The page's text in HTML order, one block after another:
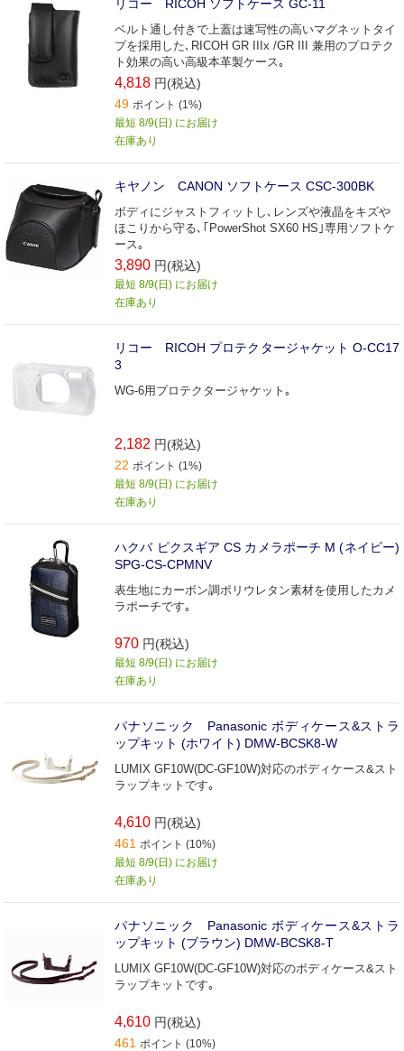
リコー RICOH ソフトケース GC-11
ベルト通し付きで上蓋は速写性の高いマグネットタイ
プを採用した､RICOH GR IIIx /GR III 兼用のプロテク
ト効果の高い高級本革製ケース｡
4,818 円(税込)
49 ポイント (1%)
最短 8/9(日) にお届け
在庫あり
キヤノン CANON ソフトケース CSC-300BK
ボディにジャストフィットし､レンズや液晶をキズや
ほこりから守る､｢PowerShot SX60 HS｣専用ソフトケ
ース｡
3,890 円(税込)
最短 8/9(日) にお届け
在庫あり
リコー RICOH プロテクタージャケット O-CC17
3
WG-6用プロテクタージャケット｡
2,182 円(税込)
22 ポイント (1%)
最短 8/9(日) にお届け
在庫あり
ハクバ ピクスギア CS カメラポーチ M (ネイビー)
SPG-CS-CPMNV
表生地にカーボン調ポリウレタン素材を使用したカメ
ラポーチです｡
970 円(税込)
最短 8/9(日) にお届け
在庫あり
パナソニック Panasonic ボディケース&ストラ
ップキット (ホワイト) DMW-BCSK8-W
LUMIX GF10W(DC-GF10W)対応のボディケース&スト
ラップキットです｡
4,610 円(税込)
461 ポイント (10%)
最短 8/9(日) にお届け
在庫あり
パナソニック Panasonic ボディケース&ストラ
ップキット (ブラウン) DMW-BCSK8-T
LUMIX GF10W(DC-GF10W)対応のボディケース&スト
ラップキットです｡
4,610 円(税込)
461 ポイント (10%)